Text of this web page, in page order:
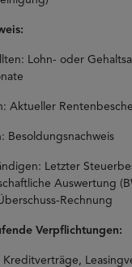
Lohn- oder
Aktueller
Besoldungsnachweis
Letzter
Auswertung
Rechnung
Verpflichtungen:
Kreditverträge,